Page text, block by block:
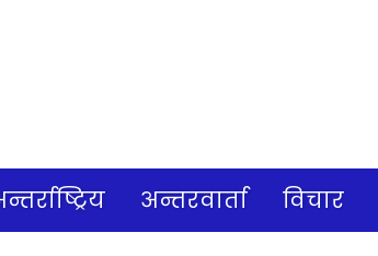
अन्तरवार्ता विचार